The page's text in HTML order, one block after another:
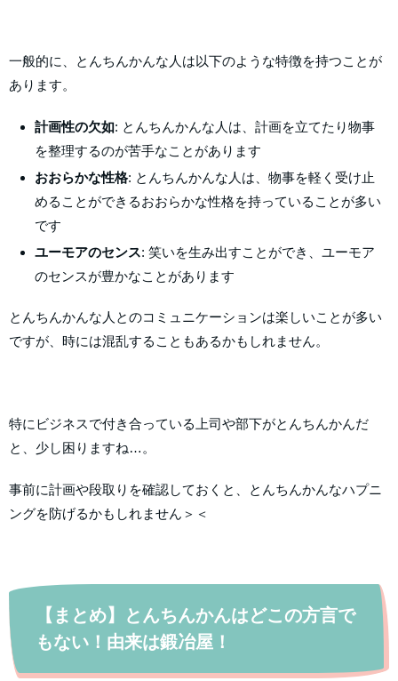
一般的に、とんちんかんな人は以下のような特徴を持つことが
あります。
計画性の欠如: とんちんかんな人は、計画を立てたり物事
を整理するのが苦手なことがあります
おおらかな性格: とんちんかんな人は、物事を軽く受け止
めることができるおおらかな性格を持っていることが多い
です
ユーモアのセンス: 笑いを生み出すことができ、ユーモア
のセンスが豊かなことがあります
とんちんかんな人とのコミュニケーションは楽しいことが多い
ですが、時には混乱することもあるかもしれません。
特にビジネスで付き合っている上司や部下がとんちんかんだ
と、少し困りますね…。
事前に計画や段取りを確認しておくと、とんちんかんなハプニ
ングを防げるかもしれません＞＜
【まとめ】とんちんかんはどこの方言で
もない！由来は鍛冶屋！